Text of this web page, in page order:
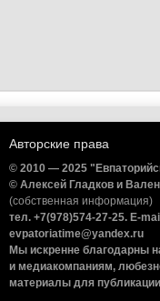
Авторские права
© 2010 — 2025
© Алексей Гладков и
(собственная информация)
тел. +7(978)574-27-25. E-
evpatoriatime@yandex.ru
Мы искренне благодарны
и медиакомпаниям,
материалы для